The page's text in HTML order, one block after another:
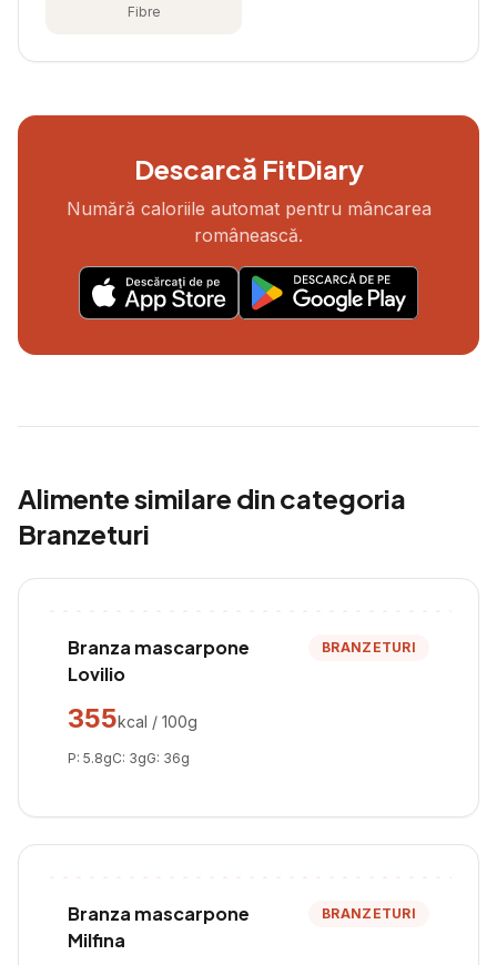
Fibre
Descarcă FitDiary
Numără caloriile automat pentru mâncarea
românească.
Alimente similare din categoria
Branzeturi
Branza mascarpone
Lovilio
BRANZETURI
355kcal / 100g
P: 5.8gC: 3gG: 36g
Branza mascarpone
Milfina
BRANZETURI